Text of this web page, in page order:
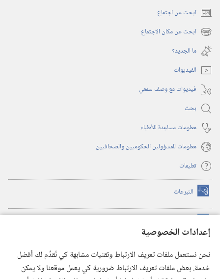
إعدادات الخصوصية
نحن نستعمل ملفات تعريف الارتباط وتقنيات مشابهة كي نُقدِّم لك أفضل
خدمة. بعض ملفات تعريف الارتباط ضرورية كي يعمل موقعنا ولا يمكن
ابحث عن اجتماع (يفتح
نافذة ابحث عن مكان الاجتماع (يفتح
نافذة
جديدة)
ما الجديد؟‏
الفيديوات
فيديوات مع وصف سمعي
بحث
معلومات مساعِدة للأطباء
معلومات للمسؤولين الحكوميين والصحافيين
تعليمات
التبرعات (يفتح
نافذة
(يفتح
نافذة
(يفتح
نافذة
جديدة) تطبيق ®
JW Library